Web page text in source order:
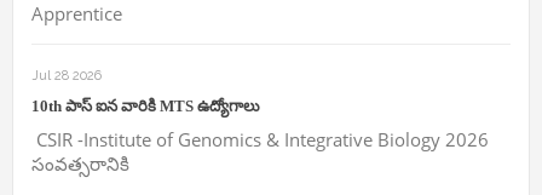
Apprentice
Jul 28 2026
10th పాస్ ఐన వారికి MTS ఉద్యోగాలు
CSIR -Institute of Genomics & Integrative Biology 2026
సంవత్సరానికి